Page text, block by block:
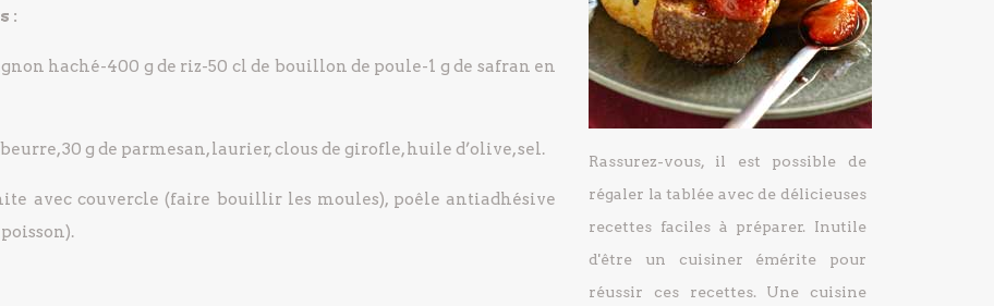
:
haché-400 g de riz-50 cl de bouillon de poule-1 g de safran en
beurre, 30 g de parmesan, laurier, clous de girofle, huile d’olive, sel.
avec couvercle (faire bouillir les moules), poêle antiadhésive
Rassurez-vous, il est possible de
régaler la tablée avec de délicieuses
recettes faciles à préparer. Inutile
d'être un cuisiner émérite pour
réussir ces recettes. Une cuisine